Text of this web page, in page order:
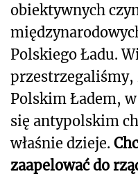
obiektywnych
Polskiego Ładu.
przestrzegaliśmy,
Polskim Ładem,
się antypolskim
właśnie dzieje.
zaapelować do